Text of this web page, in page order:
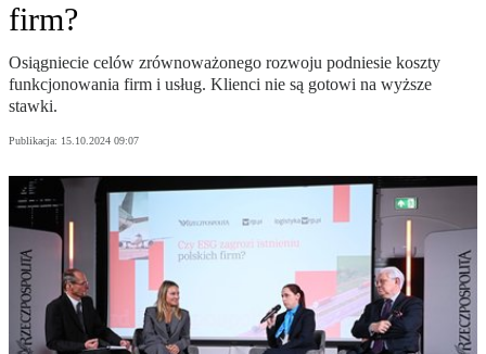
firm?
Osiągniecie celów zrównoważonego rozwoju podniesie koszty
funkcjonowania firm i usług. Klienci nie są gotowi na wyższe
stawki.
Publikacja: 15.10.2024 09:07